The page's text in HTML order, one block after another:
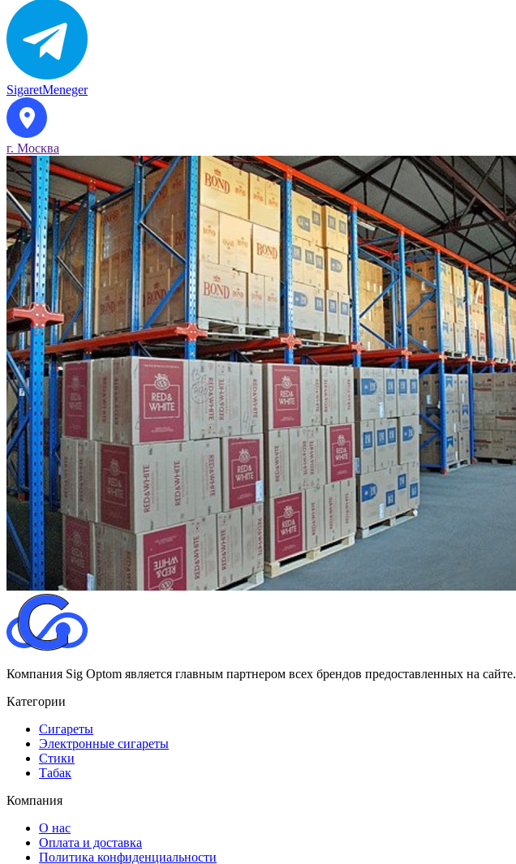
SigaretMeneger
г. Москва
Компания Sig Optom является главным партнером всех брендов предоставленных на сайте.
Категории
Сигареты
Электронные сигареты
Стики
Табак
Компания
О нас
Оплата и доставка
Политика конфиденциальности